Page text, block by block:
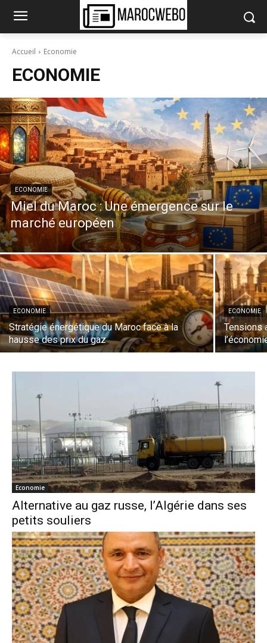
Accueil Economie
ECONOMIE
ECONOMIE
Miel du Maroc : Une émergence sur le
marché européen
ECONOMIE
Stratégie énergétique du Maroc face à la
hausse des prix du gaz
ECONOMIE
Tensions
Economie
Alternative au gaz russe, l’Algérie dans ses
petits souliers